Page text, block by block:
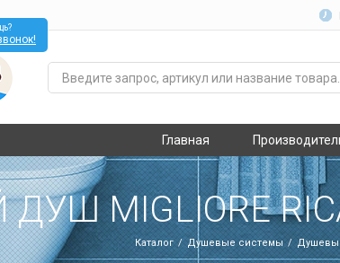
Главная
MIGLIORE
Каталог Душевые системы